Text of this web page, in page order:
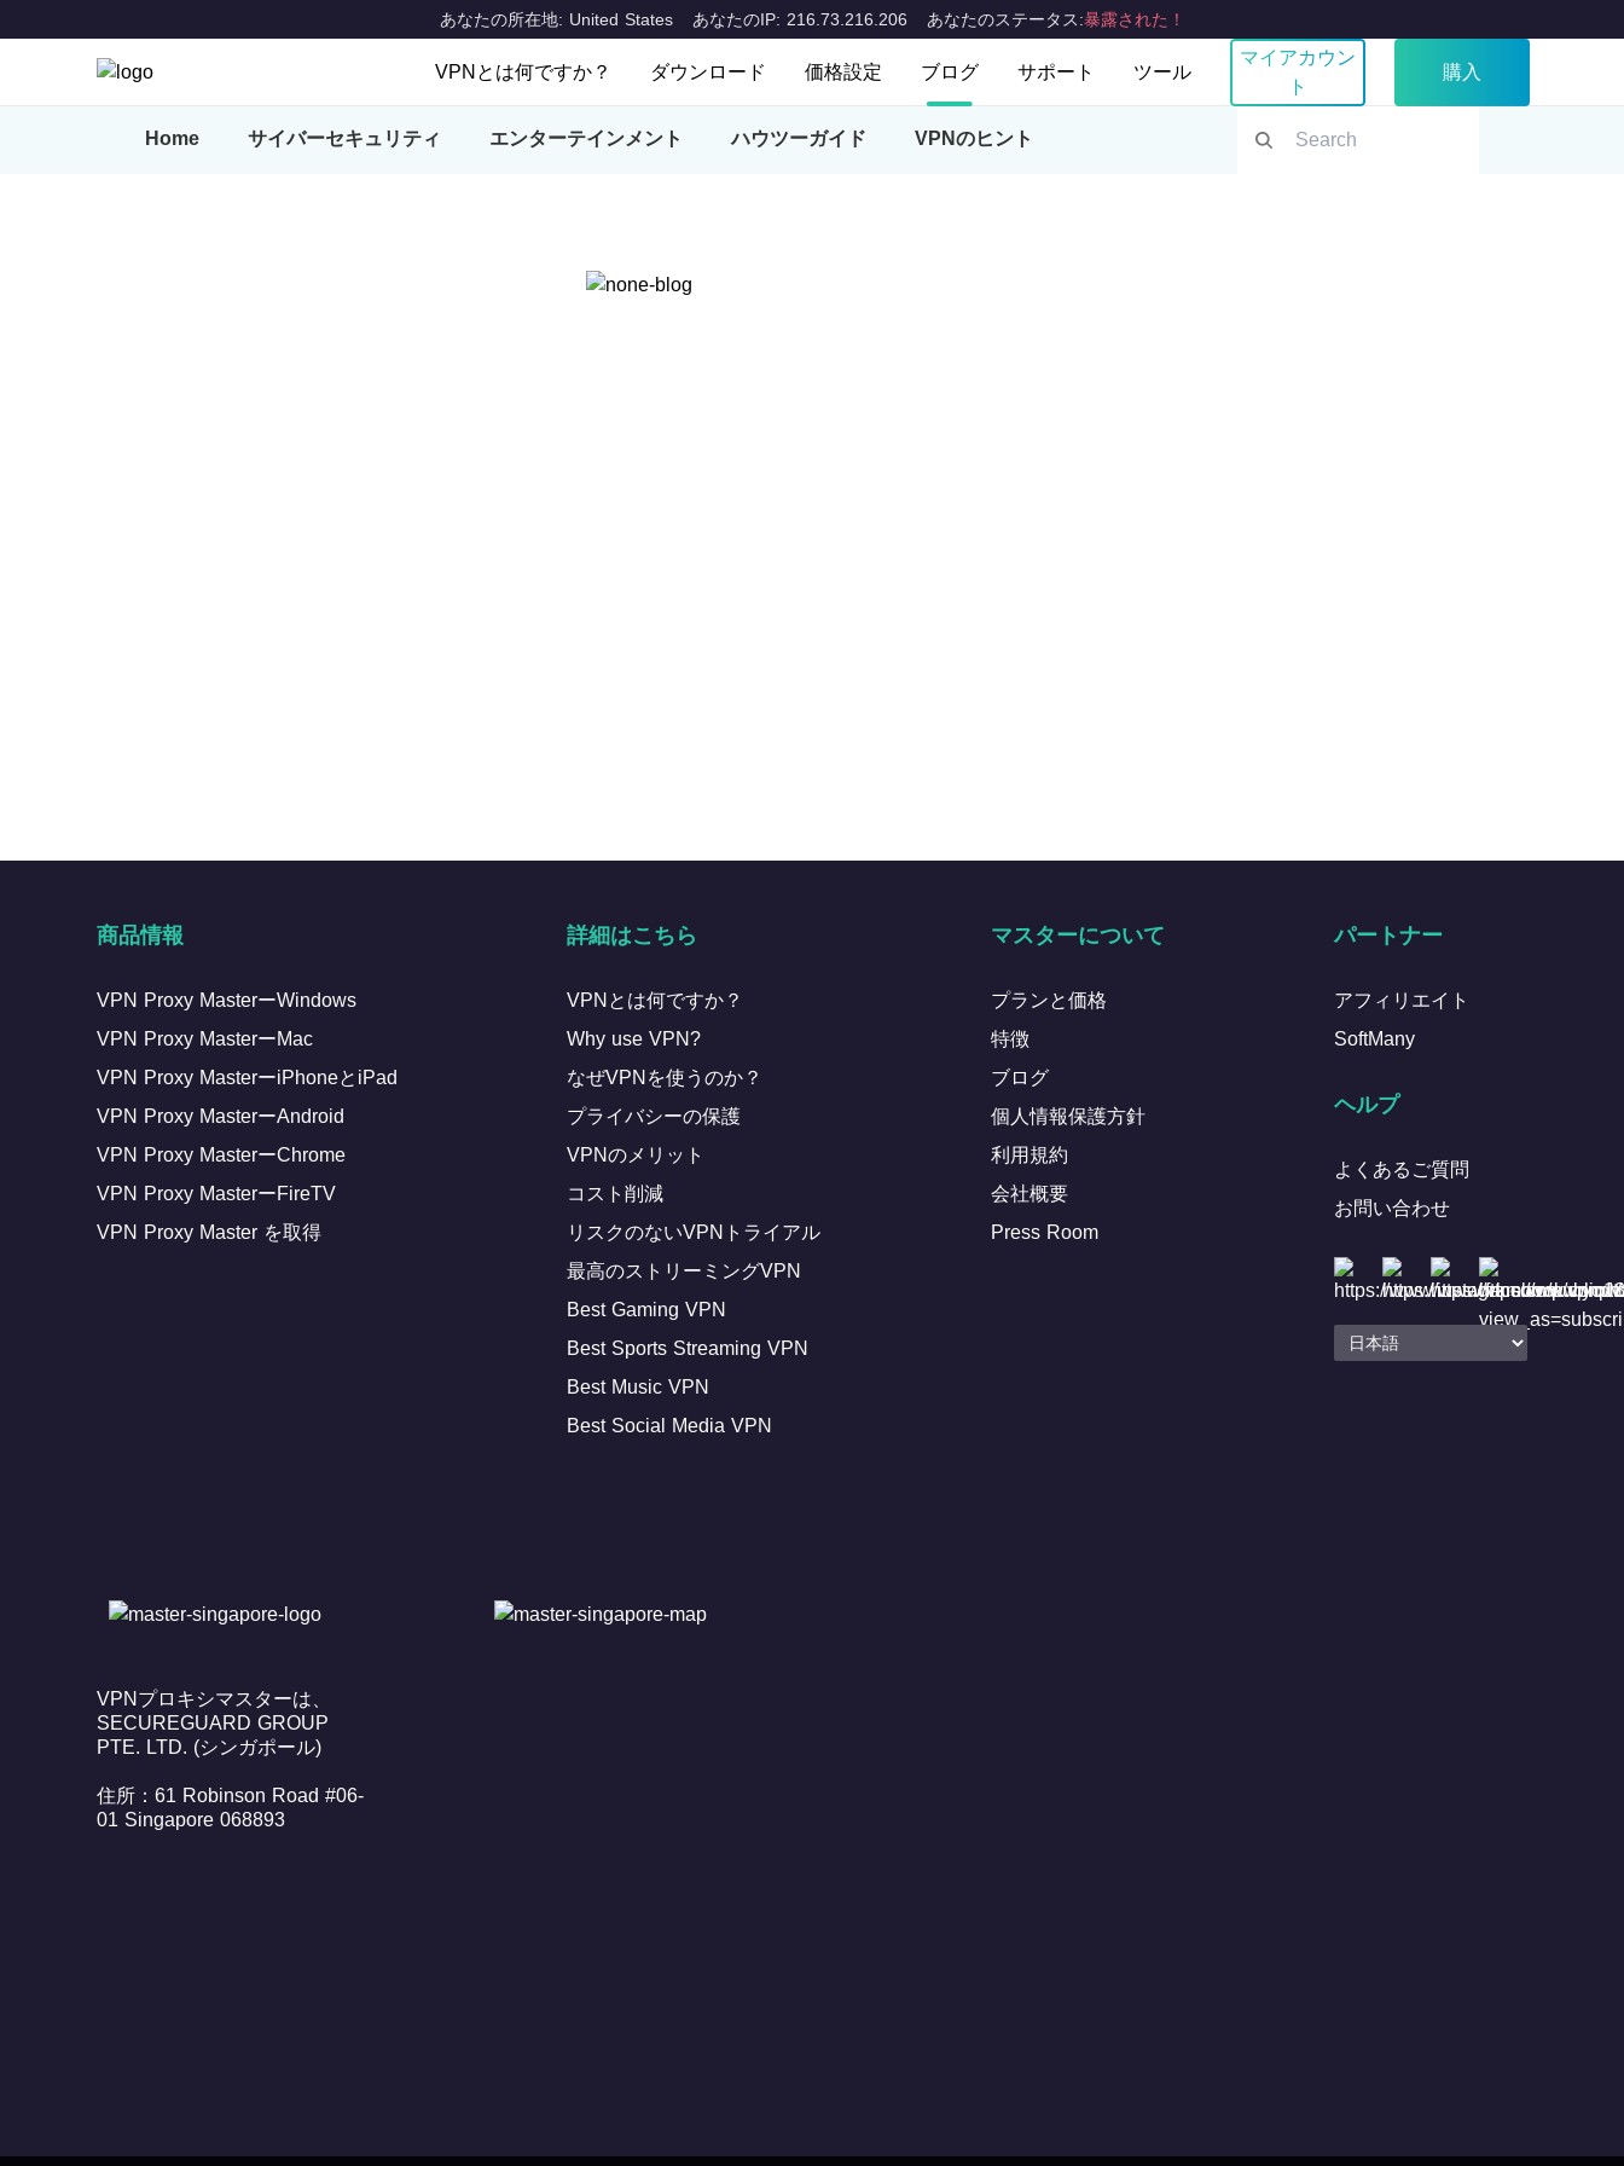
あなたの所在地: United States あなたのIP: 216.73.216.206 あなたのステータス:暴露された！
VPNとは何ですか？
VPNとは何ですか？
ダウンロード
デスクトップ＆ラップトップ モバイルデバイス
価格設定 ブログ サポート ツール
私のIPは何ですか？
マイアカウン
ト
購入
Home サイバーセキュリティ エンターテインメント ハウツーガイド VPNのヒント
商品情報
VPN Proxy MasterーWindows
VPN Proxy MasterーMac
VPN Proxy MasterーiPhoneとiPad
VPN Proxy MasterーAndroid
VPN Proxy MasterーChrome
VPN Proxy MasterーFireTV
VPN Proxy Master を取得
詳細はこちら
VPNとは何ですか？
Why use VPN?
なぜVPNを使うのか？
プライバシーの保護
VPNのメリット
コスト削減
リスクのないVPNトライアル
最高のストリーミングVPN
Best Gaming VPN
Best Sports Streaming VPN
Best Music VPN
Best Social Media VPN
マスターについて
プランと価格
特徴
ブログ
個人情報保護方針
利用規約
会社概要
Press Room
パートナー
アフィリエイト
SoftMany
ヘルプ
よくあるご質問
お問い合わせ
VPNプロキシマスターは、
SECUREGUARD GROUP
PTE. LTD. (シンガポール)
住所：61 Robinson Road #06-
01 Singapore 068893